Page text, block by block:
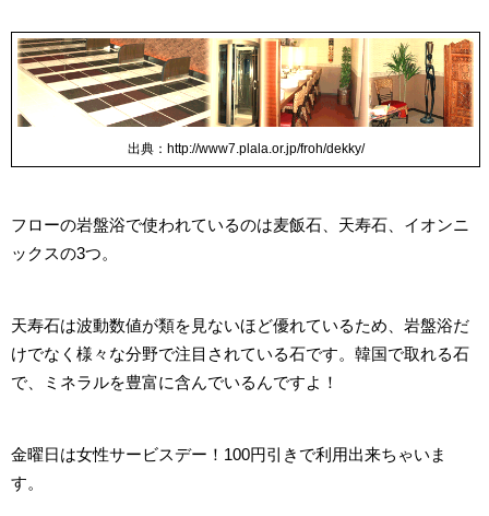
出典：http://www7.plala.or.jp/froh/dekky/
フローの岩盤浴で使われているのは麦飯石、天寿石、イオンニ
ックスの3つ。
天寿石は波動数値が類を見ないほど優れているため、岩盤浴だ
けでなく様々な分野で注目されている石です。韓国で取れる石
で、ミネラルを豊富に含んでいるんですよ！
金曜日は女性サービスデー！100円引きで利用出来ちゃいま
す。